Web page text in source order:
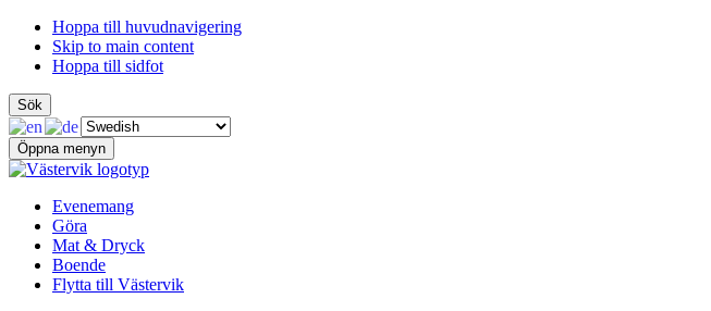
Hoppa till huvudnavigering
Skip to main content
Hoppa till sidfot
Sök
Öppna menyn
Evenemang
Göra
Mat & Dryck
Boende
Flytta till Västervik